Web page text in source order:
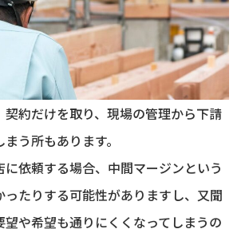
約だけを取り、現場の管理から下請
う所もあります。
に依頼する場合、中間マージンという
たりする可能性がありますし、又聞
望や希望も通りにくくなってしまうの